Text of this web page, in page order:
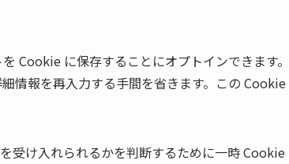
Cookie に保存することにオプトインできます。
情報を再入力する手間を省きます。この Cookie
受け入れられるかを判断するために一時 Cookie